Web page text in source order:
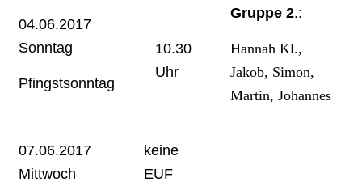
04.06.2017
Sonntag
Pfingstsonntag
10.30
Uhr
Gruppe 2.:
Hannah Kl.,
Jakob, Simon,
Martin, Johannes
07.06.2017
Mittwoch
keine
EUF